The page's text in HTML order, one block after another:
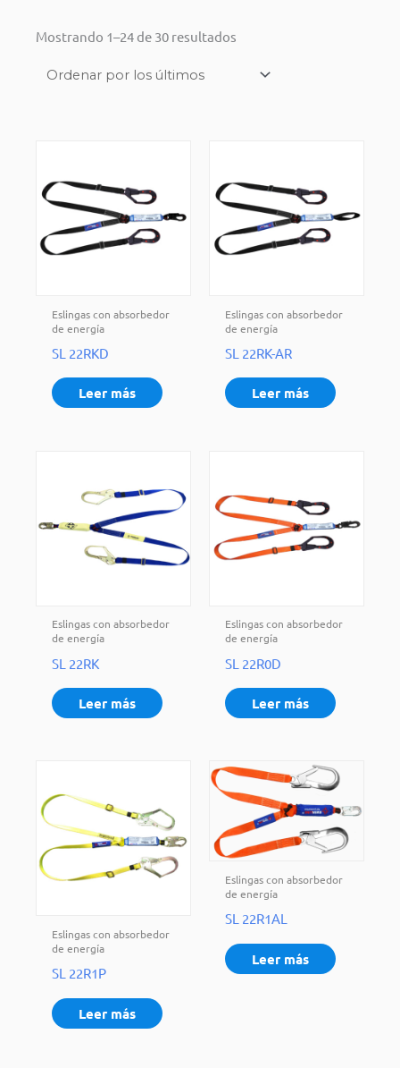
Mostrando 1–24 de 30 resultados
últimos
Eslingas con absorbedor
de energía
SL 22RKD
Leer más
Eslingas con absorbedor
de energía
SL 22RK-AR
Leer más
Eslingas con absorbedor
de energía
SL 22RK
Leer más
Eslingas con absorbedor
de energía
SL 22R0D
Leer más
Eslingas con absorbedor
de energía
SL 22R1P
Leer más
Eslingas con absorbedor
de energía
SL 22R1AL
Leer más